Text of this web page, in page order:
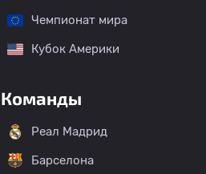
Чемпионат мира
Кубок Америки
Команды
Реал Мадрид
Барселона